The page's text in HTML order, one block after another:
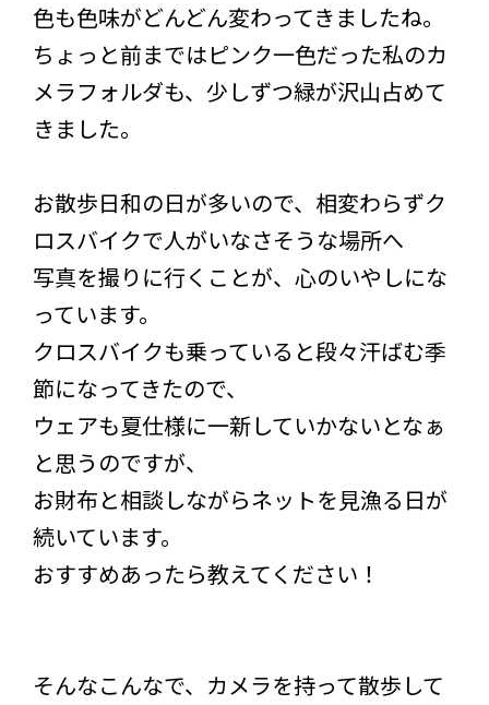
色も色味がどんどん変わってきましたね。
ちょっと前まではピンク一色だった私のカ
メラフォルダも、少しずつ緑が沢山占めて
きました。
お散歩日和の日が多いので、相変わらずク
ロスバイクで人がいなさそうな場所へ
写真を撮りに行くことが、心のいやしにな
っています。
クロスバイクも乗っていると段々汗ばむ季
節になってきたので、
ウェアも夏仕様に一新していかないとなぁ
と思うのですが、
お財布と相談しながらネットを見漁る日が
続いています。
おすすめあったら教えてください！
そんなこんなで、カメラを持って散歩して